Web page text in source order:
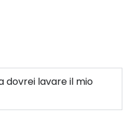
dovrei lavare il mio